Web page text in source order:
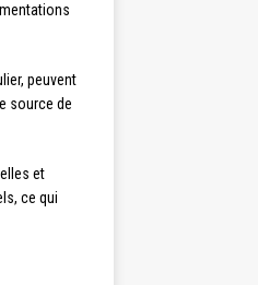
peuvent
source de
et
ce qui